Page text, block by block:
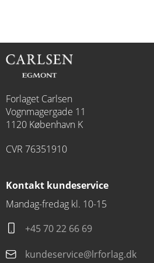
Forlaget Carlsen
Vognmagergade 11
1120 København K
CVR 76351910
Kontakt kundeservice
Mandag-fredag kl. 10-15
+45 70 22 66 69
kundeservice@lrforlag.dk